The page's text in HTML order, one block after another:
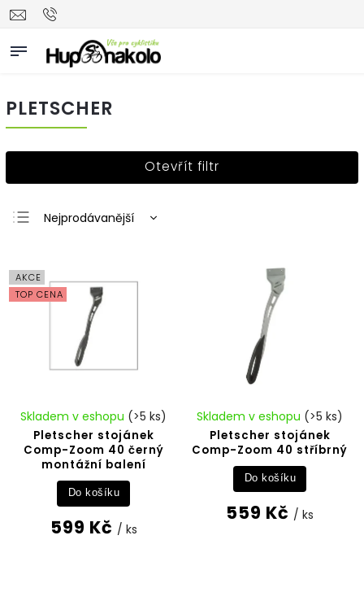
PLETSCHER
Otevřít filtr
Nejprodávanější
Nejdražší
Abecedně
AKCE
TOP CENA
Pletscher stojánek
Comp-Zoom 40 černý
montážní balení
Skladem v eshopu (>5 ks)
599 Kč / ks
Do košíku
Pletscher stojánek
Comp-Zoom 40 stříbrný
Skladem v eshopu (>5 ks)
559 Kč / ks
Do košíku